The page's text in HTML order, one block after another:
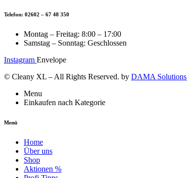
Telefon: 02602 – 67 48 350
Montag – Freitag: 8:00 – 17:00
Samstag – Sonntag: Geschlossen
Instagram Envelope
© Cleany XL – All Rights Reserved. by DAMA
Menu
Einkaufen nach Kategorie
Menü
Home
Über uns
Shop
Aktionen %